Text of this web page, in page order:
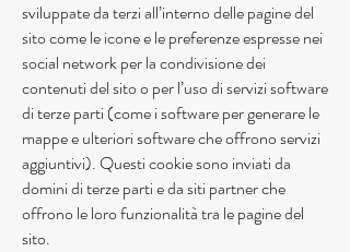
sviluppate da terzi all’interno delle pagine del
sito come le icone e le preferenze espresse nei
social network per la condivisione dei
contenuti del sito o per l’uso di servizi software
di terze parti (come i software per generare le
mappe e ulteriori software che offrono servizi
aggiuntivi). Questi cookie sono inviati da
domini di terze parti e da siti partner che
offrono le loro funzionalità tra le pagine del
sito.